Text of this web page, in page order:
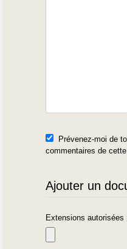
Prévenez-moi de
commentaires de
Ajouter un
Extensions autorisées